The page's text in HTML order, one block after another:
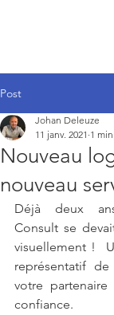
Post
Nouveau
nouveau
Johan Deleuze
11 janv. 2021 1
Déjà deux
Consult se
visuellement !
représentatif
votre
confiance.